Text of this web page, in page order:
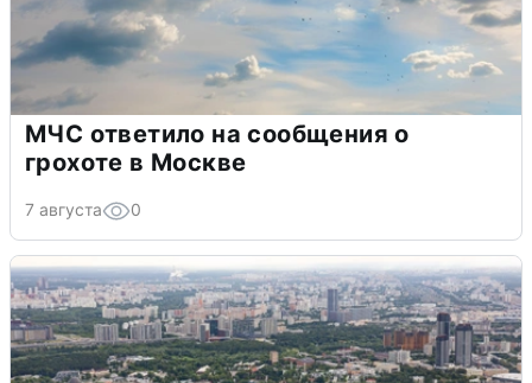
МЧС ответило на сообщения о
грохоте в Москве
7 августа 0